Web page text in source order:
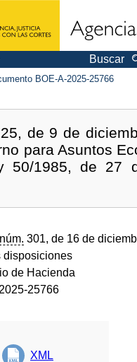
Buscar
BOE-A-2025-25766
de 9 de
para Asuntos
50/1985, de 27
núm. 301, de 16 de
disposiciones
de Hacienda
25766
XML